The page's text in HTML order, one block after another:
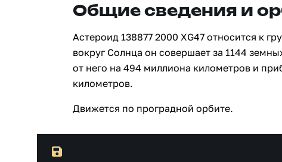
Общие сведения и
Астероид 138877 2000 XG47 относится к
вокруг Солнца он совершает за 1144
от него на 494 миллиона километров и
километров.
Движется по проградной орбите.